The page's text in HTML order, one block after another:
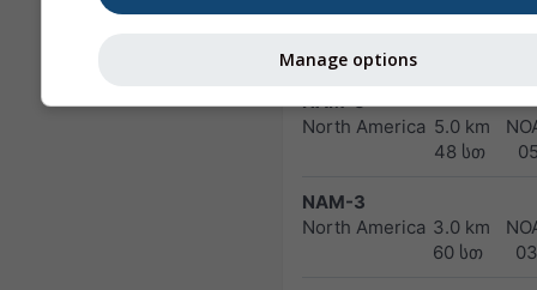
hourly)
NAM-5
North America 5.0 km
48 სთ
NAM-3
North America 3.0 km
60 სთ
Manage options